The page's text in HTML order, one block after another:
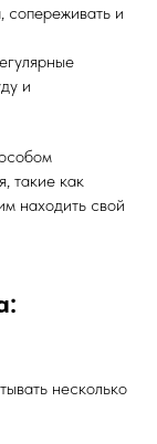
сопереживать и
и
такие как
находить свой
несколько